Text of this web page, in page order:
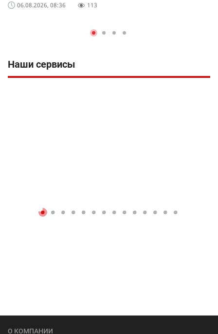
06.08.2026, 08:36 113
Наши сервисы
О КОМПАНИИ